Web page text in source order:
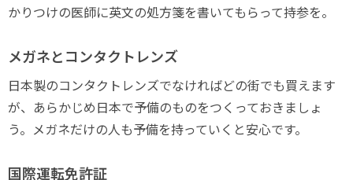
かりつけの医師に英文の処方箋を書いてもらって持参を。
メガネとコンタクトレンズ
日本製のコンタクトレンズでなければどの街でも買えます
が、あらかじめ日本で予備のものをつくっておきましょ
う。メガネだけの人も予備を持っていくと安心です。
国際運転免許証